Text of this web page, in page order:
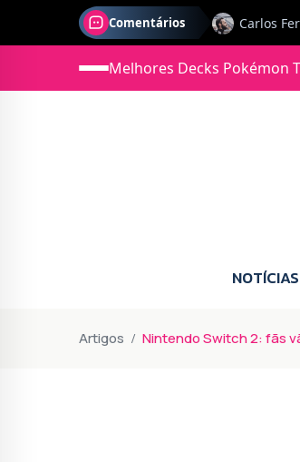
Comentários
Jonas
Melhores Decks Pokémon
NOTÍCIAS
Artigos Nintendo Switch 2: fãs